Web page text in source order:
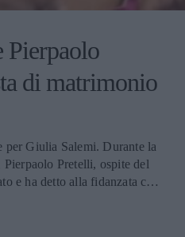
Pierpaolo
di matrimonio
per Giulia Salemi. Durante la
Pierpaolo Pretelli, ospite del
e ha detto alla fidanzata che